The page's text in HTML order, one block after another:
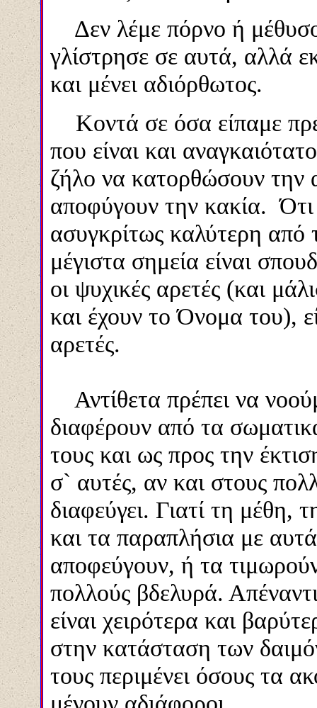
Δεν λέμε πόρνο ή
γλίστρησε σε αυτά, αλλά
και μένει αδιόρθωτος.
Κοντά σε όσα είπαμε
που είναι και
ζήλο να κατορθώσουν την
αποφύγουν την κακία.
ασυγκρίτως καλύτερη
μέγιστα σημεία είναι
οι ψυχικές αρετές (και
και έχουν το Όνομα του),
αρετές.
Αντίθετα πρέπει να
διαφέρουν από τα
τους και ως προς την
σ` αυτές, αν και στους
διαφεύγει. Γιατίτη μέθη,
και τα παραπλήσια με
αποφεύγουν, ή τα
πολλούς βδελυρά.
είναι χειρότερα και
στην κατάσταση των
τους περιμένει όσους τα